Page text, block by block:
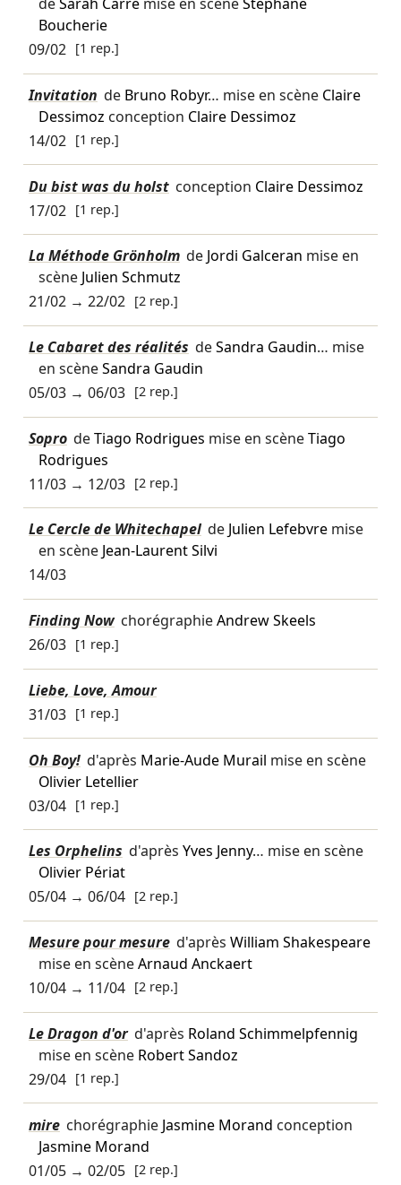
Boucherie
09/02 [1 rep.]
Invitation de Bruno Robyr… mise en scène Claire
Dessimoz conception Claire Dessimoz
14/02 [1 rep.]
Du bist was du holst conception Claire Dessimoz
17/02 [1 rep.]
La Méthode Grönholm de Jordi Galceran mise en
scène Julien Schmutz
21/02→ 22/02 [2 rep.]
Le Cabaret des réalités deSandra Gaudin… mise
en scèneSandra Gaudin
05/03→ 06/03 [2 rep.]
Sopro deTiago Rodrigues mise en scèneTiago
Rodrigues
11/03→ 12/03 [2 rep.]
Le Cercle de Whitechapel de Julien Lefebvremise
en scène Jean-Laurent Silvi
14/03
Finding Now chorégraphieAndrew Skeels
26/03 [1 rep.]
Liebe, Love, Amour
31/03 [1 rep.]
Oh Boy! d'après Marie-Aude Murail mise en scène
Olivier Letellier
03/04 [1 rep.]
Les Orphelins d'après Yves Jenny… mise en scène
Olivier Périat
05/04→ 06/04 [2 rep.]
Mesure pour mesure d'après William Shakespeare
mise en scèneArnaud Anckaert
10/04→ 11/04 [2 rep.]
Le Dragon d'or d'après Roland Schimmelpfennig
mise en scène Robert Sandoz
29/04 [1 rep.]
mire chorégraphie Jasmine Morand conception
Jasmine Morand
01/05→ 02/05 [2 rep.]